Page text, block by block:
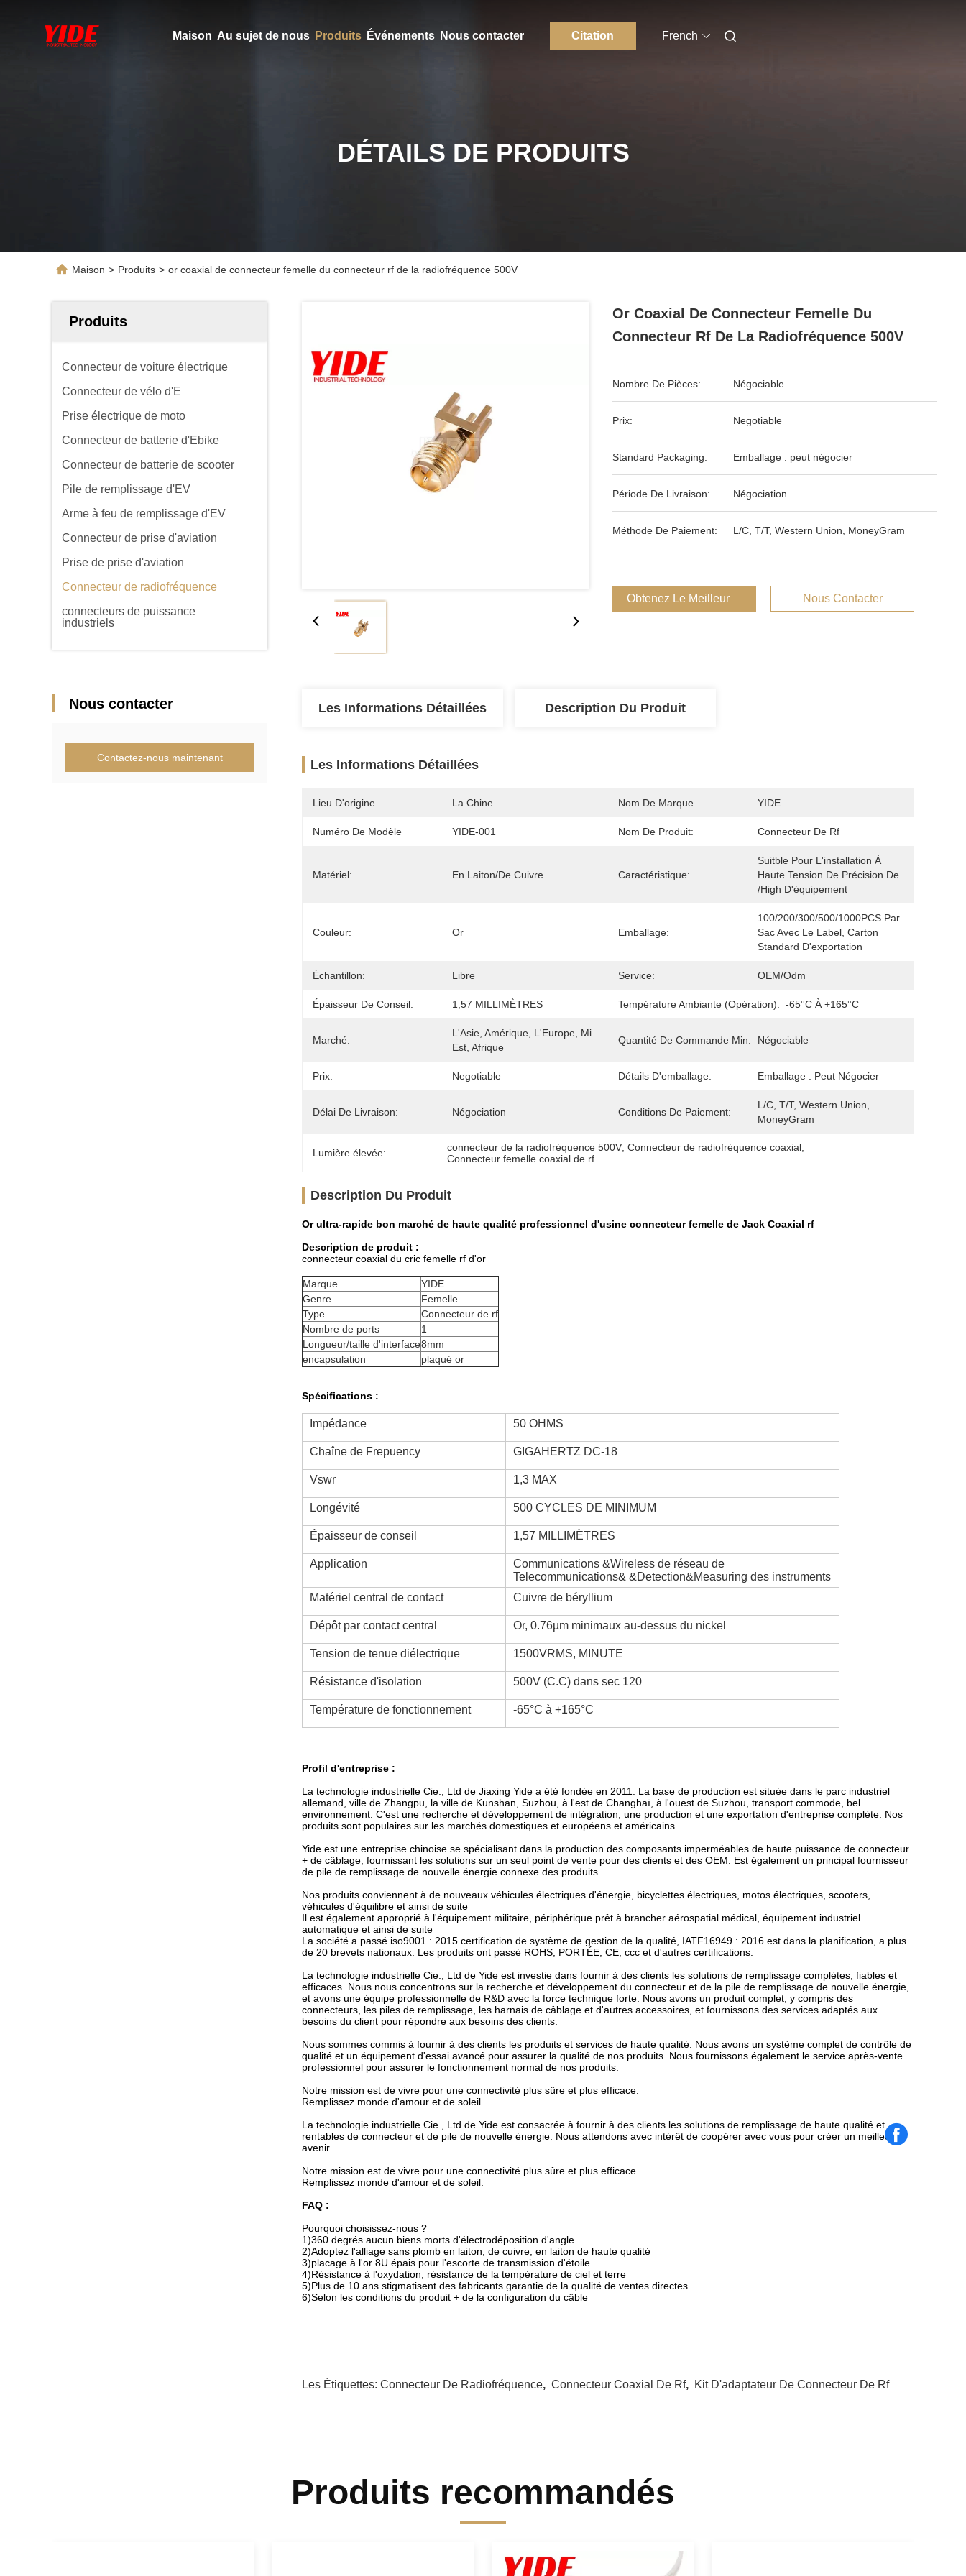
Maison Au sujet de nous Produits Événements Nous contacter Citation French
DÉTAILS DE PRODUITS
Maison > Produits > or coaxial de connecteur femelle du connecteur rf de la radiofréquence 500V
Produits
Connecteur de voiture électrique
Connecteur de vélo d'E
Prise électrique de moto
Connecteur de batterie d'Ebike
Connecteur de batterie de scooter
Pile de remplissage d'EV
Arme à feu de remplissage d'EV
Connecteur de prise d'aviation
Prise de prise d'aviation
Connecteur de radiofréquence
connecteurs de puissance
industriels
Nous contacter
Contactez-nous maintenant
Or Coaxial De Connecteur Femelle Du
Connecteur Rf De La Radiofréquence 500V
Nombre De Pièces: Négociable
Prix: Negotiable
Standard Packaging: Emballage : peut négocier
Période De Livraison: Négociation
Méthode De Paiement: L/C, T/T, Western Union, MoneyGram
Obtenez Le Meilleur Prix Nous Contacter
Les Informations Détaillées Description Du Produit
Les Informations Détaillées
Lieu D'origine La Chine Nom De Marque YIDE
Numéro De Modèle YIDE-001 Nom De Produit: Connecteur De Rf
Matériel: En Laiton/de Cuivre Caractéristique:
Suitble Pour L'installation À
Haute Tension De Précision De
/high D'équipement
Couleur: Or Emballage:
100/200/300/500/1000PCS Par
Sac Avec Le Label, Carton
Standard D'exportation
Échantillon: Libre Service: OEM/Odm
Épaisseur De Conseil: 1,57 MILLIMÈTRES Température Ambiante (opération): -65°C À +165°C
Marché:
L'Asie, Amérique, L'Europe, Mi
Est, Afrique
Quantité De Commande Min: Négociable
Prix: Negotiable Détails D'emballage: Emballage : Peut Négocier
Délai De Livraison: Négociation Conditions De Paiement:
L/C, T/T, Western Union,
MoneyGram
Lumière élevée: connecteur de la radiofréquence 500V , Connecteur de radiofréquence coaxial
Connecteur femelle coaxial de rf
Description Du Produit
Or ultra-rapide bon marché de haute qualité professionnel d'usine connecteur femelle de Jack Coaxial rf
Description de produit :
connecteur coaxial du cric femelle rf d'or
Marque
YIDE
Genre
Femelle
Type
Connecteur de rf
Nombre de ports
1
Longueur/taille d'interface8mm
encapsulation
plaqué or
Spécifications :
Impédance 50 OHMS
Chaîne de Frepuency GIGAHERTZ DC-18
Vswr 1,3 MAX
Longévité 500 CYCLES DE MINIMUM
Épaisseur de conseil 1,57 MILLIMÈTRES
Application
Communications &Wireless de réseau de
Telecommunications& &Detection&Measuring des instruments
Matériel central de contact
Cuivre de béryllium
Dépôt par contact central Or, 0.76µm minimaux au-dessus du nickel
Tension de tenue diélectrique 1500VRMS, MINUTE
Résistance d'isolation 500V (C.C) dans sec 120
Température de fonctionnement -65°C à +165°C
Profil d'entreprise :
La technologie industrielle Cie., Ltd de Jiaxing Yide a été fondée en 2011. La base de production est située dans le parc industriel
allemand, ville de Zhangpu, la ville de Kunshan, Suzhou, à l'est de Changhaï, à l'ouest de Suzhou, transport commode, bel
environnement. C'est une recherche et développement de intégration, une production et une exportation d'entreprise complète. Nos
produits sont populaires sur les marchés domestiques et européens et américains.
Yide est une entreprise chinoise se spécialisant dans la production des composants imperméables de haute puissance de connecteur
+ de câblage, fournissant les solutions sur un seul point de vente pour des clients et des OEM. Est également un principal fournisseur
de pile de remplissage de nouvelle énergie connexe des produits.
Nos produits conviennent à de nouveaux véhicules électriques d'énergie, bicyclettes électriques, motos électriques, scooters,
véhicules d'équilibre et ainsi de suite
Il est également approprié à l'équipement militaire, périphérique prêt à brancher aérospatial médical, équipement industriel
automatique et ainsi de suite
La société a passé iso9001 : 2015 certification de système de gestion de la qualité, IATF16949 : 2016 est dans la planification, a plus
de 20 brevets nationaux. Les produits ont passé ROHS, PORTÉE, CE, ccc et d'autres certifications.
La technologie industrielle Cie., Ltd de Yide est investie dans fournir à des clients les solutions de remplissage complètes, fiables et
efficaces. Nous nous concentrons sur la recherche et développement du connecteur et de la pile de remplissage de nouvelle énergie,
et avons une équipe professionnelle de R&D avec la force technique forte. Nous avons un produit complet, y compris des
connecteurs, les piles de remplissage, les harnais de câblage et d'autres accessoires, et fournissons des services adaptés aux
besoins du client pour répondre aux besoins des clients.
Nous sommes commis à fournir à des clients les produits et services de haute qualité. Nous avons un système complet de contrôle de
qualité et un équipement d'essai avancé pour assurer la qualité de nos produits. Nous fournissons également le service après-vente
professionnel pour assurer le fonctionnement normal de nos produits.
Notre mission est de vivre pour une connectivité plus sûre et plus efficace.
Remplissez monde d'amour et de soleil.
La technologie industrielle Cie., Ltd de Yide est consacrée à fournir à des clients les solutions de remplissage de haute qualité et
rentables de connecteur et de pile de nouvelle énergie. Nous attendons avec intérêt de coopérer avec vous pour créer un meilleur
avenir.
Notre mission est de vivre pour une connectivité plus sûre et plus efficace.
Remplissez monde d'amour et de soleil.
FAQ :
Pourquoi choisissez-nous ?
1)360 degrés aucun biens morts d'électrodéposition d'angle
2)Adoptez l'alliage sans plomb en laiton, de cuivre, en laiton de haute qualité
3)placage à l'or 8U épais pour l'escorte de transmission d'étoile
4)Résistance à l'oxydation, résistance de la température de ciel et terre
5)Plus de 10 ans stigmatisent des fabricants garantie de la qualité de ventes directes
6)Selon les conditions du produit + de la configuration du câble
Les Étiquettes: Connecteur De Radiofréquence, Connecteur Coaxial De Rf, Kit D'adaptateur De Connecteur De Rf
Produits recommandés